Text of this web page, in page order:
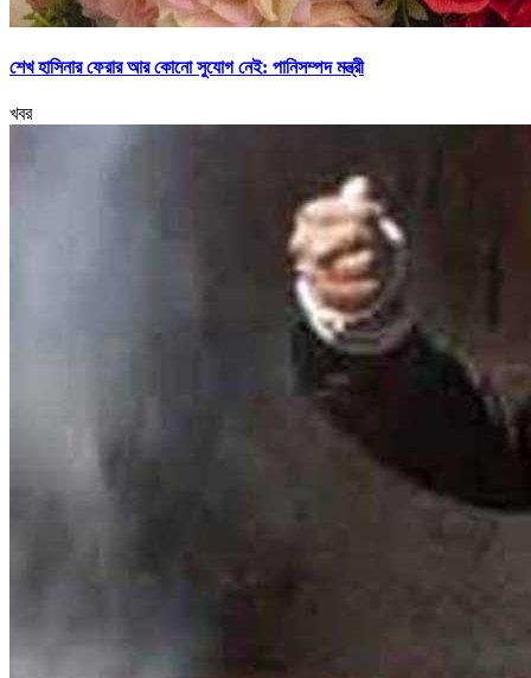
শেখ হাসিনার ফেরার আর কোনো সুযোগ নেই: পানিসম্পদ মন্ত্রী
খবর